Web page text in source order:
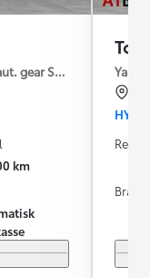
gear Style
km
Yaris